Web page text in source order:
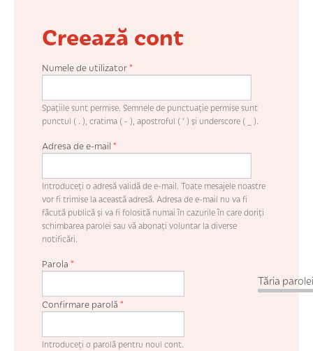
Creează cont
Numele de utilizator*
Spaţiile sunt permise. Semnele de punctuaţie permise sunt
punctul ( . ), cratima ( - ), apostroful ( ' ) şi underscore ( _ ).
Adresa de e-mail *
Introduceţi o adresă validă de e-mail. Toate mesajele noastre
vor fi trimise la această adresă. Adresa de e-mail nu va fi
făcută publică şi va fi folosită numai în cazurile în care doriţi
schimbarea parolei sau vă abonaţi voluntar la diverse
notificări.
Tăria
Parola *
Confirmare parolă *
Introduceţi o parolă pentru noul cont.